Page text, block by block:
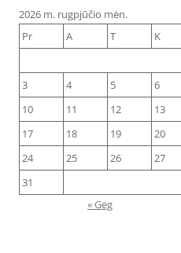
2026 m. rugpjūčio mėn.
Pr
A T K
3
4 5 6
10
11 12 13
17
18 19 20
24
25 26 27
31
« Geg